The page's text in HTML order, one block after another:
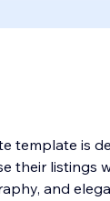
template is
their listings
and